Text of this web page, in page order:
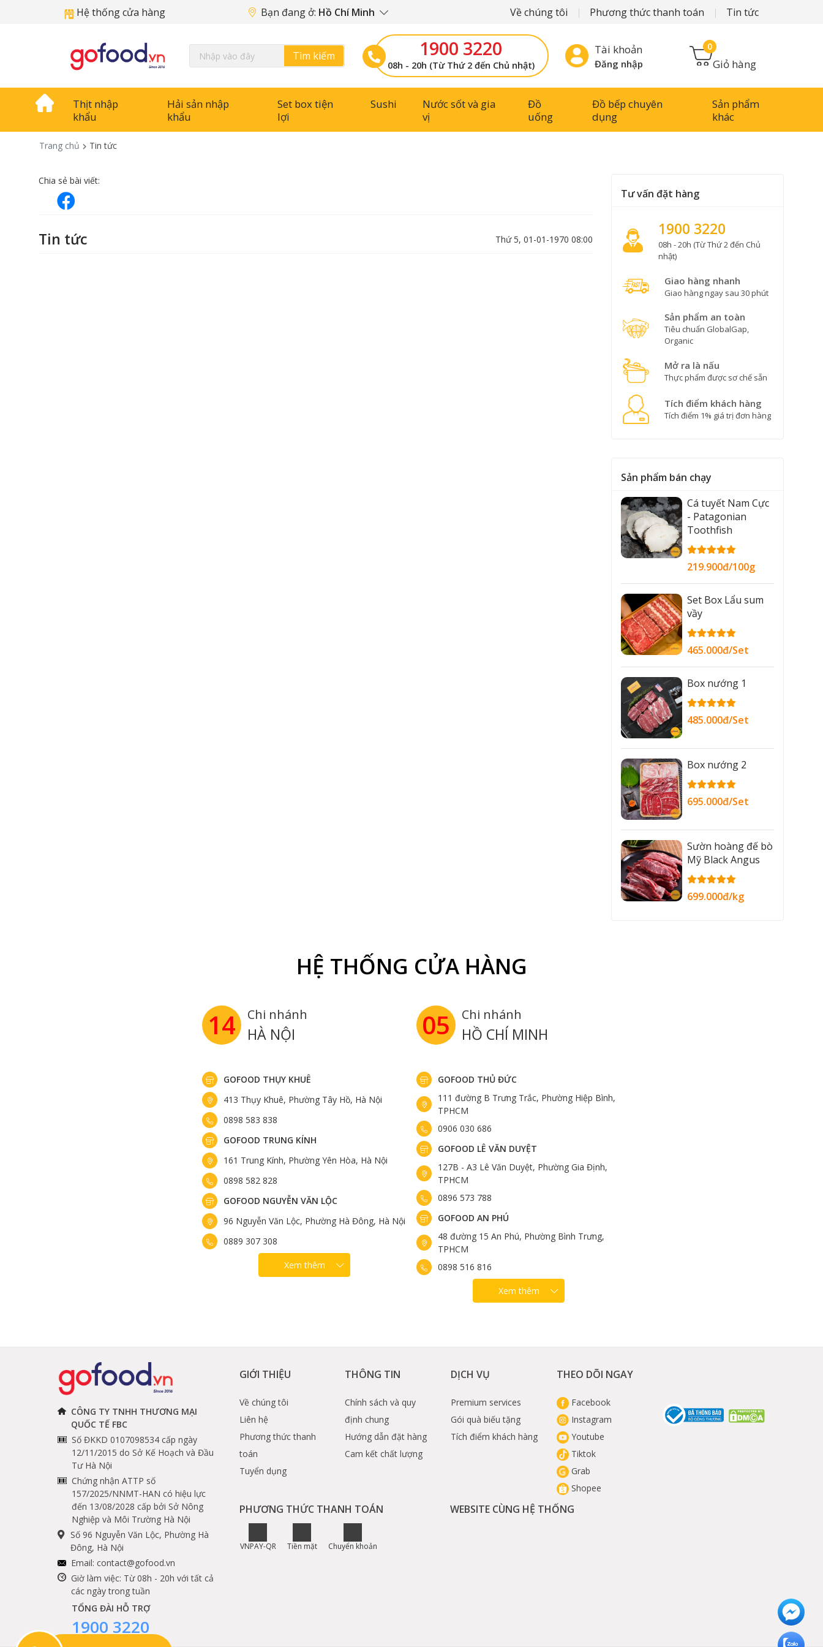
Hệ thống cửa hàng Bạn đang ở: Hồ Chí Minh Về chúng tôi Phương thức thanh toán Tin tức
Tìm kiếm 1900 3220
08h - 20h (Từ Thứ 2 đến Chủ nhật)
Tài khoản
Đăng nhập Giỏ hàng
0
Thịt nhập
khẩu
Hải sản nhập
khẩu
Set box tiện
lợi
Sushi
Nước sốt và gia
vị
Đồ
uống
Đồ bếp chuyên
dụng
Sản phẩm
khác
Trang chủ Tin tức
Chia sẻ bài viết:
Tin tức Thứ 5, 01-01-1970 08:00
Tư vấn đặt hàng
1900 3220
08h - 20h (Từ Thứ 2 đến Chủ
nhật)
Giao hàng nhanh
Giao hàng ngay sau 30 phút
Sản phẩm an toàn
Tiêu chuẩn GlobalGap,
Organic
Mở ra là nấu
Thực phẩm được sơ chế sẵn
Tích điểm khách hàng
Tích điểm 1% giá trị đơn hàng
Sản phẩm bán chạy
Cá tuyết Nam Cực
- Patagonian
Toothfish
219.900đ/100g
Set Box Lẩu sum
vầy
465.000đ/Set
Box nướng 1
485.000đ/Set
Box nướng 2
695.000đ/Set
Sườn hoàng đế bò
Mỹ Black Angus
699.000đ/kg
HỆ THỐNG CỬA HÀNG
14 Chi nhánh
HÀ NỘI
GOFOOD THỤY KHUÊ
413 Thụy Khuê, Phường Tây Hồ, Hà Nội
0898 583 838
GOFOOD TRUNG KÍNH
161 Trung Kính, Phường Yên Hòa, Hà Nội
0898 582 828
GOFOOD NGUYỄN VĂN LỘC
96 Nguyễn Văn Lộc, Phường Hà Đông, Hà Nội
0889 307 308
Xem thêm
05 Chi nhánh
HỒ CHÍ MINH
GOFOOD THỦ ĐỨC
111 đường B Trưng Trắc, Phường Hiệp Bình,
TPHCM
0906 030 686
GOFOOD LÊ VĂN DUYỆT
127B - A3 Lê Văn Duyệt, Phường Gia Định,
TPHCM
0896 573 788
GOFOOD AN PHÚ
48 đường 15 An Phú, Phường Bình Trưng,
TPHCM
0898 516 816
Xem thêm
CÔNG TY TNHH THƯƠNG MẠI
QUỐC TẾ FBC
Số ĐKKD 0107098534 cấp ngày
12/11/2015 do Sở Kế Hoạch và Đầu
Tư Hà Nội
Chứng nhận ATTP số
157/2025/NNMT-HAN có hiệu lực
đến 13/08/2028 cấp bởi Sở Nông
Nghiệp và Môi Trường Hà Nội
Số 96 Nguyễn Văn Lộc, Phường Hà
Đông, Hà Nội
Email: contact@gofood.vn
Giờ làm việc: Từ 08h - 20h với tất cả
các ngày trong tuần
TỔNG ĐÀI HỖ TRỢ
1900 3220
GIỚI THIỆU
Về chúng tôi
Liên hệ
Phương thức thanh
toán
Tuyển dụng
THÔNG TIN
Chính sách và quy
định chung
Hướng dẫn đặt hàng
Cam kết chất lượng
DỊCH VỤ
Premium services
Gói quà biếu tặng
Tích điểm khách hàng
THEO DÕI NGAY
Facebook
Instagram
Youtube
Tiktok
Grab
Shopee
PHƯƠNG THỨC THANH TOÁN
VNPAY-QR Tiền mặt Chuyển khoản
WEBSITE CÙNG HỆ THỐNG